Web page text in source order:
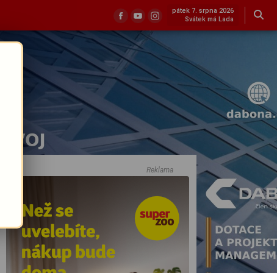
pátek 7. srpna 2026
Svátek má Lada
Reklama